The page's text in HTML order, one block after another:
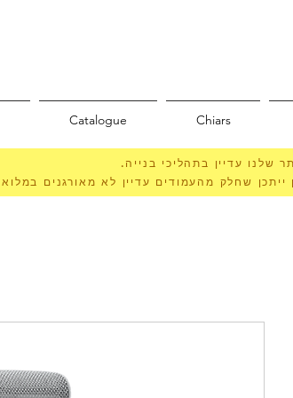
Catalogue Chiars
שלנו עדיין בתהליכי בנייה.
ייתכן שחלק מהעמודים עדיין לא מאורגנים